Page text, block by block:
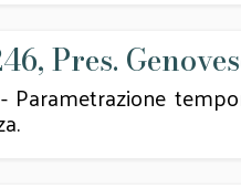
Pres.
Parametrazione